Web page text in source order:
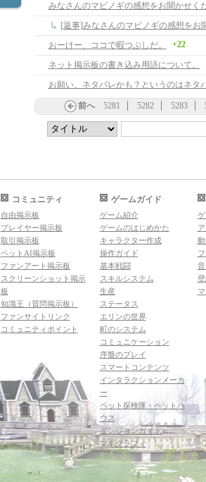
みなさんのマビノギの感想をお聞かせく
[返事]みなさんのマビノギの感想をお
おーけー、ココで暇つぶしだ。
+22
ネット掲示板の書き込み用語について。
前へ 5281 5282 5283
コミュニティ
自由掲示板
プレイヤー掲示板
取引掲示板
ペットAI掲示板
ファンアート掲示板
スクリーンショット掲示
板
知識王（質問掲示板）
ファンサイトリンク
コミュニティポイント
ゲームガイド
ゲーム紹介
ゲームのはじめかた
キャラクター作成
操作ガイド
基本戦闘
スキルシステム
生産
ステータス
エリンの世界
町のシステム
コミュニケーション
序盤のプレイ
スマートコンテンツ
インタラクションメーカ
ー
ペット探検隊・ペットハ
ウス
ダンジョンガイド
マギグラフィ